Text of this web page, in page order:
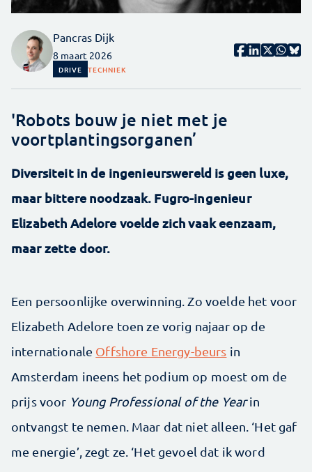
Pancras Dijk
8 maart 2026
DRIVE TECHNIEK
'Robots bouw je niet met je
voortplantingsorganen’
Diversiteit in de ingenieurswereld is geen luxe,
maar bittere noodzaak. Fugro-ingenieur
Elizabeth Adelore voelde zich vaak eenzaam,
maar zette door.
Een persoonlijke overwinning. Zo voelde het voor
Elizabeth Adelore toen ze vorig najaar op de
internationale Offshore Energy-beurs in
Amsterdam ineens het podium op moest om de
prijs voor Young Professional of the Yearin
ontvangst te nemen. Maar dat niet alleen. ‘Het gaf
me energie’, zegt ze. ‘Het gevoel dat ik word